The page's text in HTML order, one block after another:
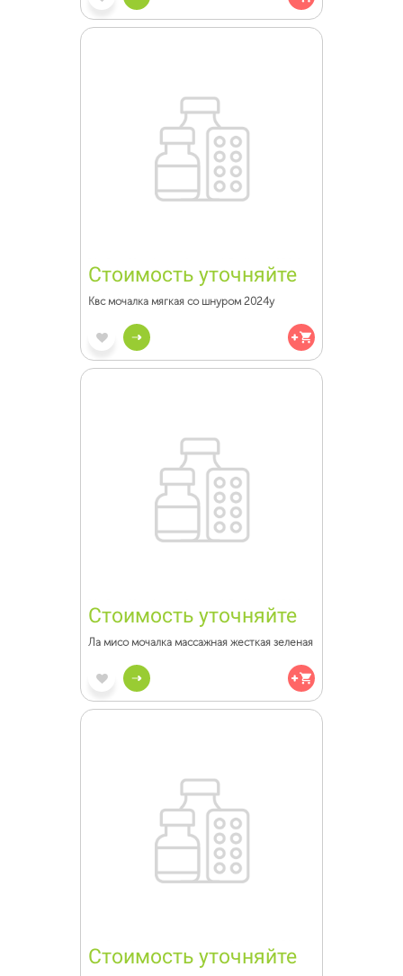
Стоимость уточняйте
Квс мочалка мягкая со шнуром 2024у
Стоимость уточняйте
Ла мисо мочалка массажная жесткая зеленая
Стоимость уточняйте